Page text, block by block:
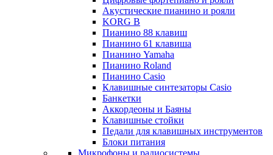
Акустические пианино и рояли
KORG B
Пианино 88 клавиш
Пианино 61 клавиша
Пианино Yamaha
Пианино Roland
Пианино Casio
Клавишные синтезаторы Casio
Банкетки
Аккордеоны и Баяны
Клавишные стойки
Педали для клавишных инструментов
Блоки питания
Микрофоны и радиосистемы